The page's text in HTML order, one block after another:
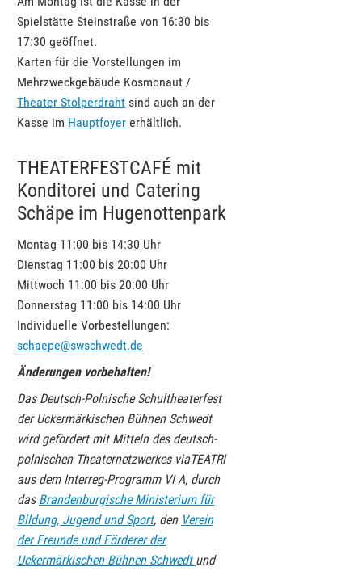
Spielstätte Steinstraße von 16:30 bis
17:30 geöffnet.
Karten für die Vorstellungen im
Mehrzweckgebäude Kosmonaut /
Theater Stolperdraht sind auch an der
Kasse im Hauptfoyer erhältlich.
THEATERFESTCAFÉ mit
Konditorei und Catering
Schäpe im Hugenottenpark
Montag 11:00 bis 14:30 Uhr
Dienstag 11:00 bis 20:00 Uhr
Mittwoch 11:00 bis 20:00 Uhr
Donnerstag 11:00 bis 14:00 Uhr
Individuelle Vorbestellungen:
schaepe@swschwedt.de
Änderungen vorbehalten!
Das Deutsch-Polnische Schultheaterfest
der Uckermärkischen Bühnen Schwedt
wird gefördert mit Mitteln des deutsch-
polnischen Theaternetzwerkes viaTEATRI
aus dem Interreg-Programm VI A, durch
das Brandenburgische Ministerium für
Bildung, Jugend und Sport, den Verein
der Freunde und Förderer der
Uckermärkischen Bühnen Schwedt und